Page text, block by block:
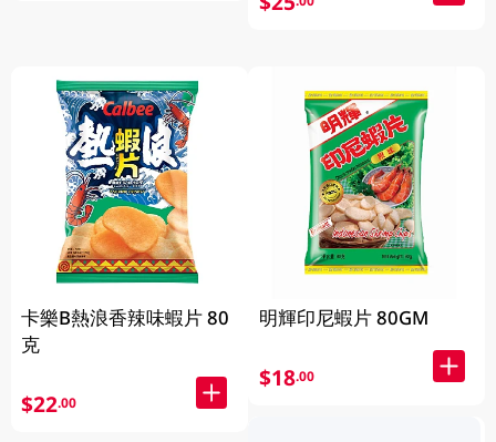
卡樂B熱浪香辣味蝦片 80
克
$22.00
明輝印尼蝦片 80GM
$18.00